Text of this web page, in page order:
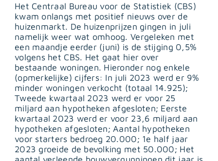
Het Centraal Bureau voor de Statistiek (CBS)
kwam onlangs met positief nieuws over de
huizenmarkt. De huizenprijzen gingen in juli
namelijk weer wat omhoog. Vergeleken met
een maandje eerder (juni) is de stijging 0,5%
volgens het CBS. Het gaat hier over
bestaande woningen. Hieronder nog enkele
(opmerkelijke) cijfers: In juli 2023 werd er 9%
minder woningen verkocht (totaal 14.925);
Tweede kwartaal 2023 werd er voor 25
miljard aan hypotheken afgesloten; Eerste
kwartaal 2023 werd er voor 23,6 miljard aan
hypotheken afgesloten; Aantal hypotheken
voor starters bedroeg 20.000; 1e half jaar
2023 groeide de bevolking met 50.000; Het